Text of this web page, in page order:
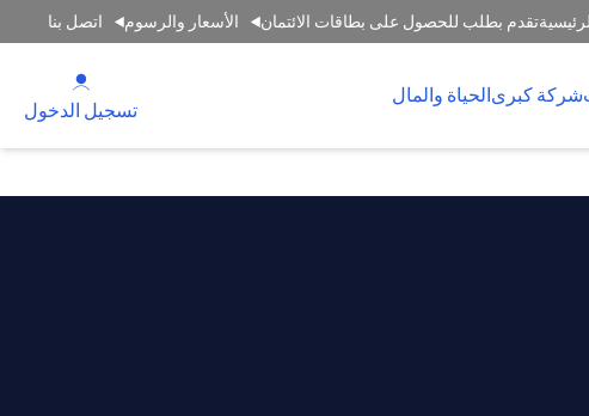
تقدم بطلب للحصول على بطاقات الائتمان الأسعار والرسوم اتصل بنا
شركة كبرىالحياة والمال
تسجيل الدخول